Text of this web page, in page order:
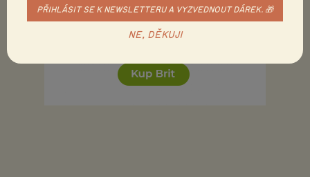
PŘIHLÁSIT SE K NEWSLETTERU A VYZVEDNOUT DÁREK. 🎁
NE, DĚKUJI